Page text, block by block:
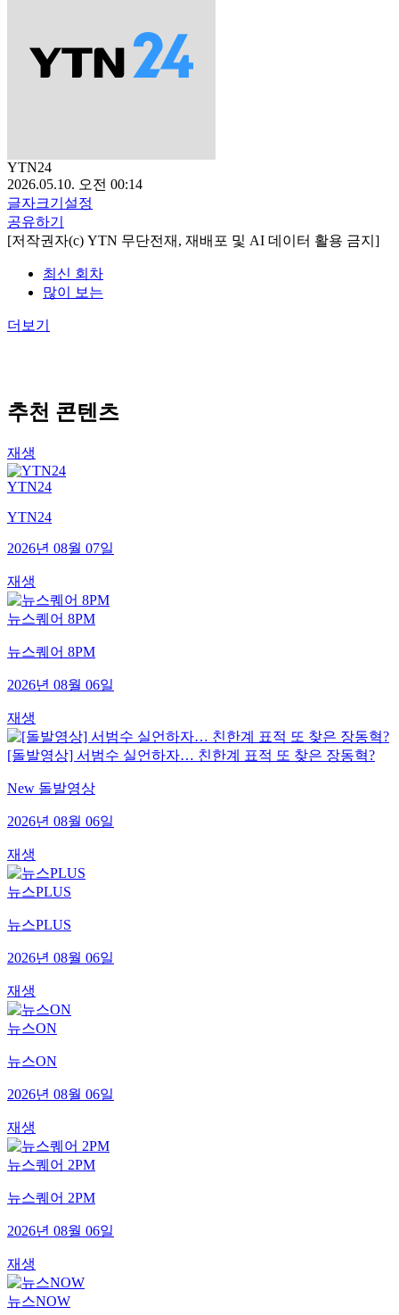
YTN24
2026.05.10. 오전 00:14
글자크기설정
공유하기
[저작권자(c) YTN 무단전재, 재배포 및 AI 데이터 활용 금지]
최신 회차
많이 보는
더보기
추천 콘텐츠
재생
YTN24
YTN24
2026년 08월 07일
재생
뉴스퀘어 8PM
뉴스퀘어 8PM
2026년 08월 06일
재생
[돌발영상] 서범수 실언하자… 친한계 표적 또 찾은 장동혁?
New 돌발영상
2026년 08월 06일
재생
뉴스PLUS
뉴스PLUS
2026년 08월 06일
재생
뉴스ON
뉴스ON
2026년 08월 06일
재생
뉴스퀘어 2PM
뉴스퀘어 2PM
2026년 08월 06일
재생
뉴스NOW